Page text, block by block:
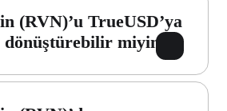
(RVN)’u TrueUSD’ya
miyim?